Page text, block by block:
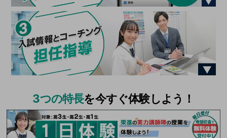
3つの特長を今すぐ体験しよう！